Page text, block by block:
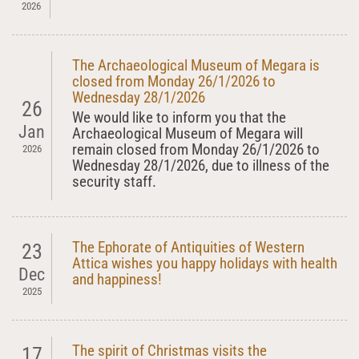
2026
26
Jan
2026
The Archaeological Museum of Megara is
closed from Monday 26/1/2026 to
Wednesday 28/1/2026
We would like to inform you that the
Archaeological Museum of Megara will
remain closed from Monday 26/1/2026 to
Wednesday 28/1/2026, due to illness of the
security staff.
23
Dec
2025
The Ephorate of Antiquities of Western
Attica wishes you happy holidays with health
and happiness!
The spirit of Christmas visits the